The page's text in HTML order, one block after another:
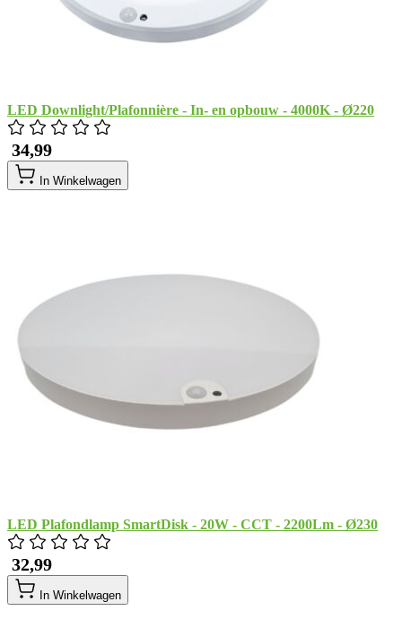
LED Downlight/Plafonnière - In- en opbouw - 4000K - Ø220
​ 34,99
In Winkelwagen
LED Plafondlamp SmartDisk - 20W - CCT - 2200Lm - Ø230
​ 32,99
In Winkelwagen